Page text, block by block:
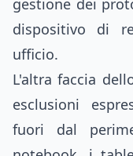
gestione dei
dispositivo di
ufficio.
L'altra faccia
esclusioni
fuori dal